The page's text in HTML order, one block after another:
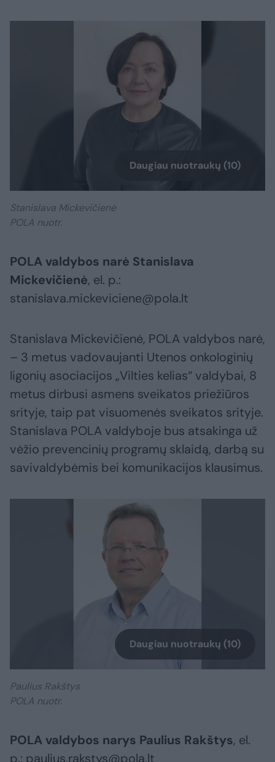
Daugiau nuotraukų (10)
Stanislava Mickevičienė
POLA nuotr.
POLA valdybos narė Stanislava
Mickevičienė, el. p.:
stanislava.mickeviciene@pola.lt
Stanislava Mickevičienė, POLA valdybos narė,
– 3 metus vadovaujanti Utenos onkologinių
ligonių asociacijos „Vilties kelias“ valdybai, 8
metus dirbusi asmens sveikatos priežiūros
srityje, taip pat visuomenės sveikatos srityje.
Stanislava POLA valdyboje bus atsakinga už
vėžio prevencinių programų sklaidą, darbą su
savivaldybėmis bei komunikacijos klausimus.
Daugiau nuotraukų (10)
Paulius Rakštys
POLA nuotr.
POLA valdybos narys Paulius Rakštys, el.
p.: paulius.rakstys@pola.lt